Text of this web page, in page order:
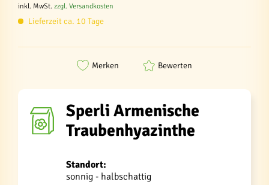
inkl. MwSt. zzgl. Versandkosten
Lieferzeit ca. 10 Tage
Merken Bewerten
Sperli Armenische
Traubenhyazinthe
Standort:
sonnig - halbschattig